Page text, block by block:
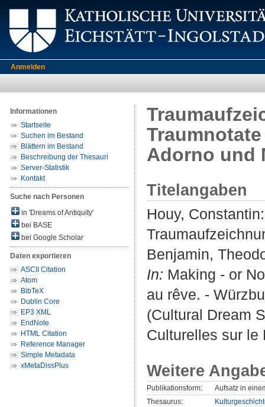
Anmelden
Informationen
Startseite
Suchen im Bestand
Blättern im Bestand
Beschreibung der Thesauri
Server-Statistik
Kontakt
Suche nach Personen
in 'Dreams of Antiquity'
bei BASE
bei Google Scholar
Daten exportieren
ASCII Citation
Atom
BibTeX
Dublin Core
EP3 XML
EndNote
HTML Citation
Reference Manager
Simple Metadata
xMetaDissPlus
Adorno und
Titelangaben
Houy, Constantin:
Benjamin,
In: Making - or
au rêve. -
(Cultural Dream
Culturelles sur le
Weitere
Publikationsform:
Aufsatz in
Thesaurus: